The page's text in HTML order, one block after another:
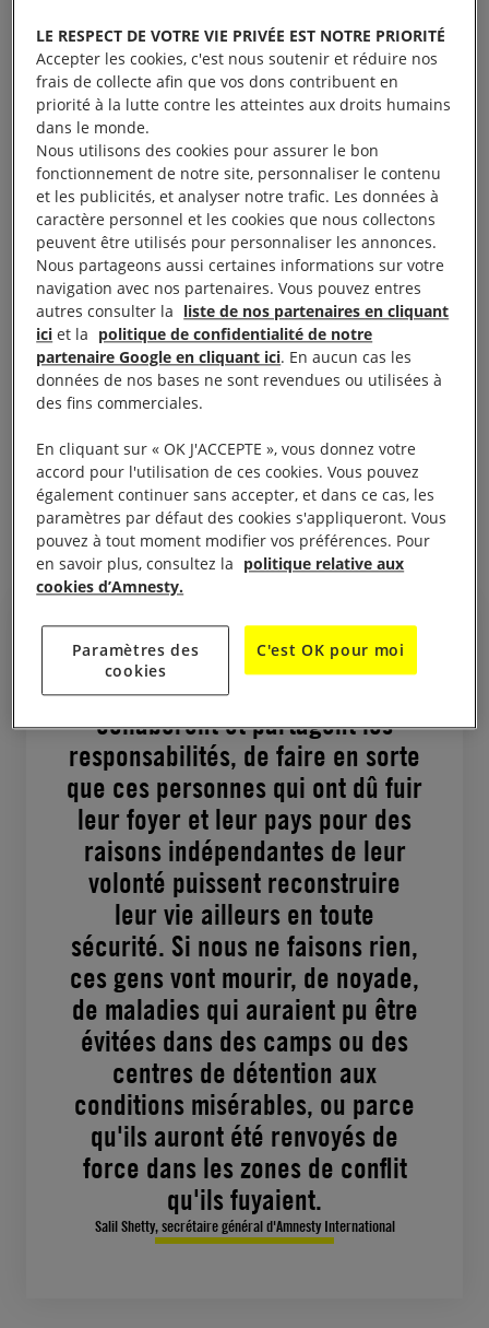
expose les millions de personnes qui fuient la guerre
et les persécutions dans des pays comme la Syrie,
le Soudan du Sud, l’Afghanistan et l’Irak à une
misère et des souffrances intolérables », a déclaré
Salil Shetty, secrétaire général d’Amnesty
International.
« Il est temps que nos dirigeants engagent un débat
sérieux et constructif sur la manière dont nos
sociétés vont aider les populations qui sont
chassées de chez elles par la guerre et les
persécutions. Ils doivent expliquer pourquoi le
monde peut renflouer des banques, développer de
nouvelles technologies et mener des guerres, mais
est incapable de trouver un logement sûr à 21
millions de réfugiés – soit seulement 0,3 % de la
population mondiale. »
Il est possible, si les États
collaborent et partagent les
responsabilités, de faire en sorte
que ces personnes qui ont dû fuir
leur foyer et leur pays pour des
raisons indépendantes de leur
volonté puissent reconstruire
leur vie ailleurs en toute
sécurité. Si nous ne faisons rien,
ces gens vont mourir, de noyade,
de maladies qui auraient pu être
évitées dans des camps ou des
centres de détention aux
conditions misérables, ou parce
qu'ils auront été renvoyés de
force dans les zones de conflit
qu'ils fuyaient.
Salil Shetty, secrétaire général d'Amnesty International
LE RESPECT DE VOTRE VIE PRIVÉE EST NOTRE PRIORITÉ
Accepter les cookies, c'est nous soutenir et réduire nos
frais de collecte afin que vos dons contribuent en
priorité à la lutte contre les atteintes aux droits humains
dans le monde.
Nous utilisons des cookies pour assurer le bon
fonctionnement de notre site, personnaliser le contenu
et les publicités, et analyser notre trafic. Les données à
caractère personnel et les cookies que nous collectons
peuvent être utilisés pour personnaliser les annonces.
Nous partageons aussi certaines informations sur votre
navigation avec nos partenaires. Vous pouvez entres
autres consulter la liste de nos partenaires en cliquant
ici et la politique de confidentialité de notre
partenaire Google en cliquant ici. En aucun cas les
données de nos bases ne sont revendues ou utilisées à
des fins commerciales.
En cliquant sur « OK J'ACCEPTE », vous donnez votre
accord pour l'utilisation de ces cookies. Vous pouvez
également continuer sans accepter, et dans ce cas, les
paramètres par défaut des cookies s'appliqueront. Vous
pouvez à tout moment modifier vos préférences. Pour
en savoir plus, consultez la politique relative aux
cookies d’Amnesty.
Paramètres des
cookies
C'est OK pour moi